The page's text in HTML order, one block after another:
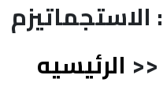
<< الرئيسيه